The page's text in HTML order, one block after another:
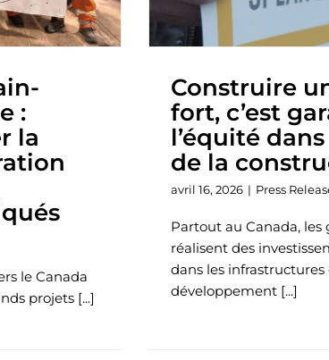
:
la
le Canada
projets [...]
Construire
fort, c’est
l’équité
de la
avril 16, 2026 | Press
Partout au Canada,
réalisent des
dans les infrastructures
développement [...]